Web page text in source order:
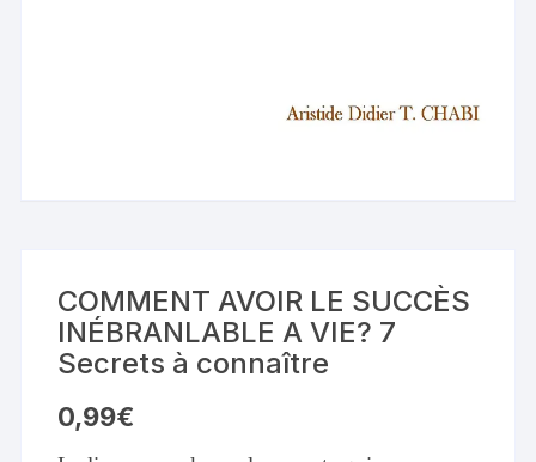
COMMENT AVOIR LE SUCCÈS
INÉBRANLABLE A VIE? 7
Secrets à connaître
0,99€